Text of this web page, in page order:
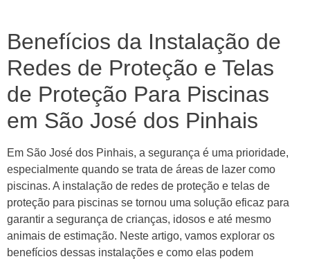
Benefícios da Instalação de
Redes de Proteção e Telas
de Proteção Para Piscinas
em São José dos Pinhais
Em São José dos Pinhais, a segurança é uma prioridade,
especialmente quando se trata de áreas de lazer como
piscinas. A instalação de redes de proteção e telas de
proteção para piscinas se tornou uma solução eficaz para
garantir a segurança de crianças, idosos e até mesmo
animais de estimação. Neste artigo, vamos explorar os
benefícios dessas instalações e como elas podem